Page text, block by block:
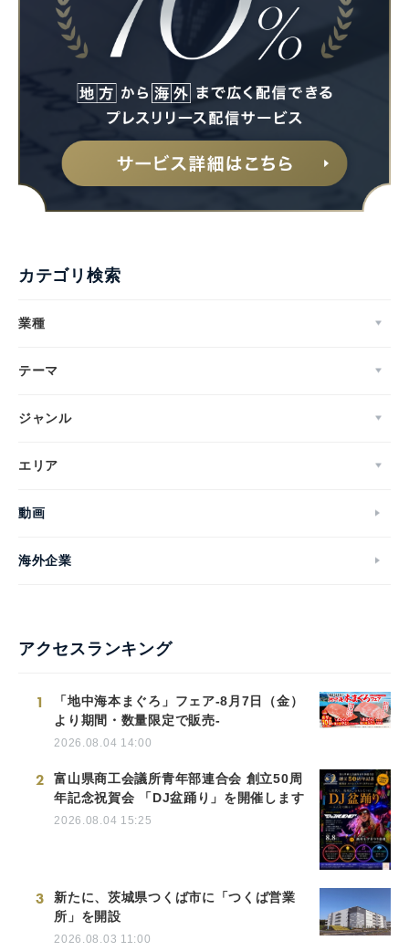
カテゴリ検索
業種
テーマ
ジャンル
エリア
動画
海外企業
アクセスランキング
1
「地中海本まぐろ」フェア-8月7日（金）
より期間・数量限定で販売-
2026.08.04 14:00
2
富山県商工会議所青年部連合会 創立50周
年記念祝賀会 「DJ盆踊り」を開催します
2026.08.04 15:25
3
新たに、茨城県つくば市に「つくば営業
所」を開設
2026.08.03 11:00